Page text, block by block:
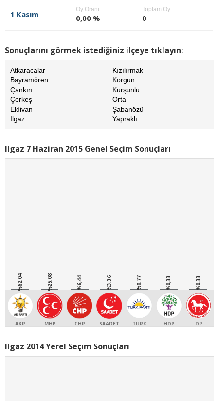
1 Kasım
Oy Oranı
0,00 %
Toplam Oy
0
Sonuçlarını görmek istediğiniz ilçeye tıklayın:
Atkaracalar
Bayramören
Çankırı
Çerkeş
Eldivan
Ilgaz
Kızılırmak
Korgun
Kurşunlu
Orta
Şabanözü
Yapraklı
Ilgaz 7 Haziran 2015 Genel Seçim Sonuçları
%62,04
AKP
%25,08
MHP
%6,44
CHP
%3,36
SAADET
%0,77
TURK
%0,33
HDP
%0,33
DP
Ilgaz 2014 Yerel Seçim Sonuçları